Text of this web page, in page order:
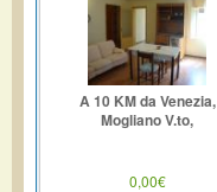
A 10 KM da Venezia,
Mogliano V.to,
0,00€